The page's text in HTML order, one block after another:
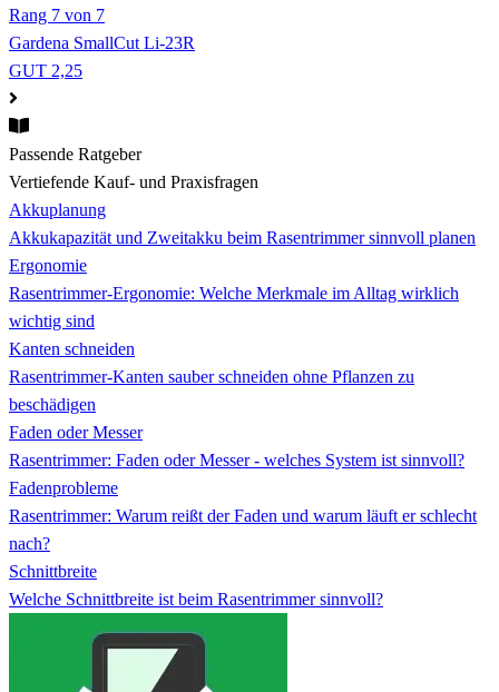
Rang 7 von 7
Gardena SmallCut Li-23R
GUT 2,25
Passende Ratgeber
Vertiefende Kauf- und Praxisfragen
Akkuplanung
Akkukapazität und Zweitakku beim Rasentrimmer sinnvoll planen
Ergonomie
Rasentrimmer-Ergonomie: Welche Merkmale im Alltag wirklich
wichtig sind
Kanten schneiden
Rasentrimmer-Kanten sauber schneiden ohne Pflanzen zu
beschädigen
Faden oder Messer
Rasentrimmer: Faden oder Messer - welches System ist sinnvoll?
Fadenprobleme
Rasentrimmer: Warum reißt der Faden und warum läuft er schlecht
nach?
Schnittbreite
Welche Schnittbreite ist beim Rasentrimmer sinnvoll?